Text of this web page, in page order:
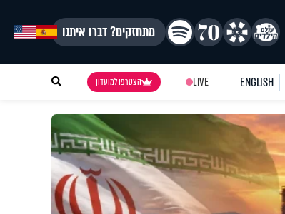
מתחזקים? דברו איתנו
ENGLISH
LIVE הצטרפו למועדון